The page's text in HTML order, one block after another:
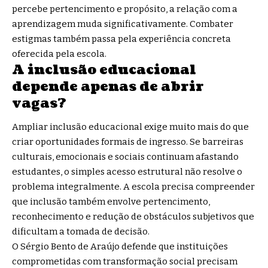
percebe pertencimento e propósito, a relação com a
aprendizagem muda significativamente. Combater
estigmas também passa pela experiência concreta
oferecida pela escola.
A inclusão educacional
depende apenas de abrir
vagas?
Ampliar inclusão educacional exige muito mais do que
criar oportunidades formais de ingresso. Se barreiras
culturais, emocionais e sociais continuam afastando
estudantes, o simples acesso estrutural não resolve o
problema integralmente. A escola precisa compreender
que inclusão também envolve pertencimento,
reconhecimento e redução de obstáculos subjetivos que
dificultam a tomada de decisão.
O Sérgio Bento de Araújo defende que instituições
comprometidas com transformação social precisam